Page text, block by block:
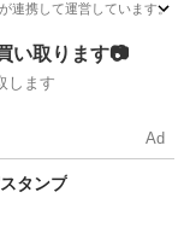
連携して運営していま
い取ります📷
します
Ad
タンプ